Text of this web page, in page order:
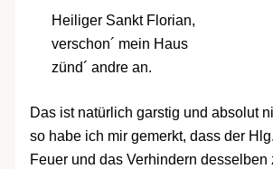
Heiliger Sankt Florian,
verschon´ mein Haus
zünd´ andre an.
Das ist natürlich garstig und absolut
so habe ich mir gemerkt, dass der
Feuer und das Verhindern desselben